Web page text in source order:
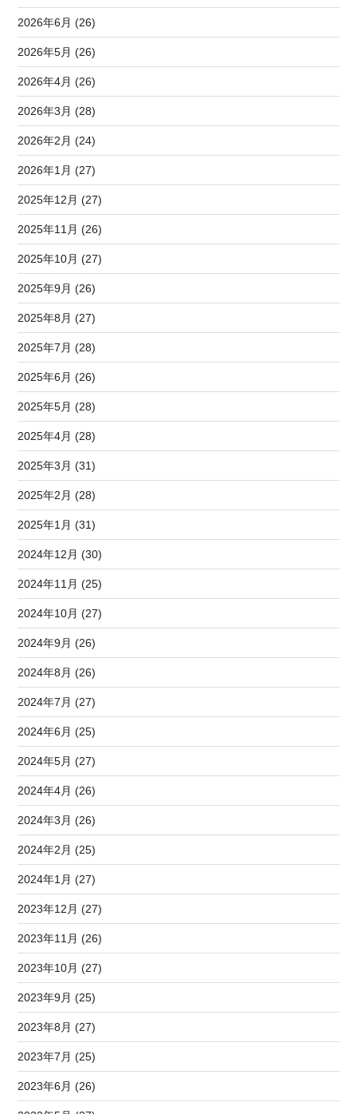
2026年6月 (26)
2026年5月 (26)
2026年4月 (26)
2026年3月 (28)
2026年2月 (24)
2026年1月 (27)
2025年12月 (27)
2025年11月 (26)
2025年10月 (27)
2025年9月 (26)
2025年8月 (27)
2025年7月 (28)
2025年6月 (26)
2025年5月 (28)
2025年4月 (28)
2025年3月 (31)
2025年2月 (28)
2025年1月 (31)
2024年12月 (30)
2024年11月 (25)
2024年10月 (27)
2024年9月 (26)
2024年8月 (26)
2024年7月 (27)
2024年6月 (25)
2024年5月 (27)
2024年4月 (26)
2024年3月 (26)
2024年2月 (25)
2024年1月 (27)
2023年12月 (27)
2023年11月 (26)
2023年10月 (27)
2023年9月 (25)
2023年8月 (27)
2023年7月 (25)
2023年6月 (26)